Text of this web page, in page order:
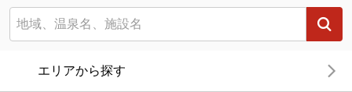
エリアから探す